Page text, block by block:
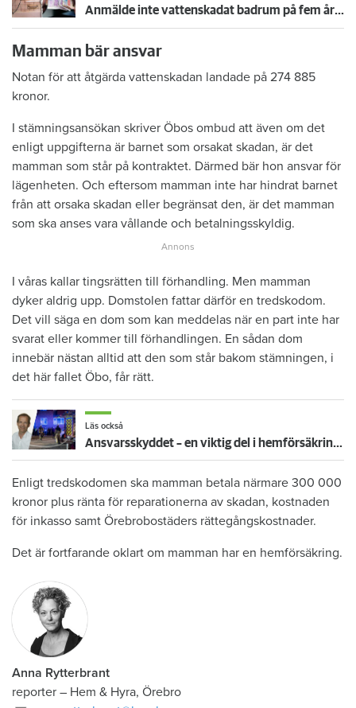
Anmälde inte vattenskadat badrum på fem år – krävs på 125 000 kronor
Mamman bär ansvar
Notan för att åtgärda vattenskadan landade på 274 885
kronor.
I stämningsansökan skriver Öbos ombud att även om det
enligt uppgifterna är barnet som orsakat skadan, är det
mamman som står på kontraktet. Därmed bär hon ansvar för
lägenheten. Och eftersom mamman inte har hindrat barnet
från att orsaka skadan eller begränsat den, är det mamman
som ska anses vara vållande och betalningsskyldig.
I våras kallar tingsrätten till förhandling. Men mamman
dyker aldrig upp. Domstolen fattar därför en tredskodom.
Det vill säga en dom som kan meddelas när en part inte har
svarat eller kommer till förhandlingen. En sådan dom
innebär nästan alltid att den som står bakom stämningen, i
det här fallet Öbo, får rätt.
Läs också
Ansvarsskyddet – en viktig del i hemförsäkringen
Enligt tredskodomen ska mamman betala närmare 300 000
kronor plus ränta för reparationerna av skadan, kostnaden
för inkasso samt Örebrobostäders rättegångskostnader.
Det är fortfarande oklart om mamman har en hemförsäkring.
Anna Rytterbrant
reporter – Hem & Hyra, Örebro